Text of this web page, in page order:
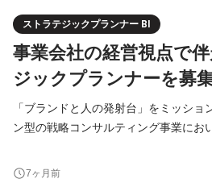
ストラテジックプランナー BI
事業会社の経営視点で
ジックプランナーを募集
「ブランドと人の発射台」をミッシ
ン型の戦略コンサルティング事業にお
は？▢ 弊社コンサルティング事業部で
7ヶ月前